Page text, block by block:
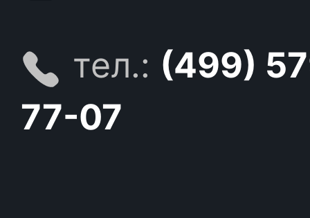
тел.: (499)
77-07